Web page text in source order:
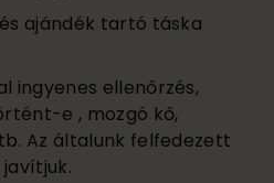
ajándék tartó táska
ingyenes ellenőrzés,
e , mozgó kő,
Az általunk felfedezett